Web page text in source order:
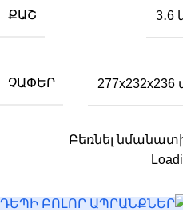
ՔԱՇ 3․6
ՉԱՓԵՐ 277x232x236
Բեռնել
ԴԵՊԻ ԲՈԼՈՐ ԱՊՐԱՆՔՆԵՐ